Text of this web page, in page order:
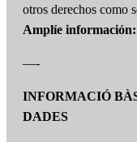
otros derechos como
Amplíe información:
—-
INFORMACIÓ
DADES